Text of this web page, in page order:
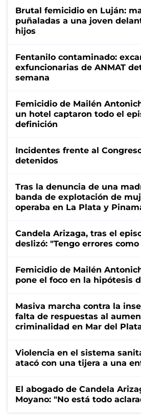
Brutal femicidio en Luján:
puñaladas a una joven
hijos
Fentanilo contaminado:
exfuncionarias de ANMAT
semana
Femicidio de Mailén
un hotel captaron todo el
definición
Incidentes frente al
detenidos
Tras la denuncia de una
banda de explotación de
operaba en La Plata y
Candela Arizaga, tras el
deslizó: "Tengo errores
Femicidio de Mailén
pone el foco en la hipótesis
Masiva marcha contra la
falta de respuestas al
criminalidad en Mar del
Violencia en el sistema
atacó con una tijera a una
El abogado de Candela
Moyano: "No está todo